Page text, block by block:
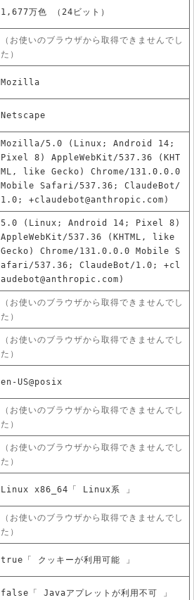
1,677万色 （24ビット）
（お使いのブラウザから取得できませんでし
た）
Mozilla
Netscape
Mozilla/5.0 (Linux; Android 14;
Pixel 8) AppleWebKit/537.36 (KHT
ML, like Gecko) Chrome/131.0.0.0
Mobile Safari/537.36; ClaudeBot/
1.0; +claudebot@anthropic.com)
5.0 (Linux; Android 14; Pixel 8)
AppleWebKit/537.36 (KHTML, like
Gecko) Chrome/131.0.0.0 Mobile S
afari/537.36; ClaudeBot/1.0; +cl
audebot@anthropic.com)
（お使いのブラウザから取得できませんでし
た）
（お使いのブラウザから取得できませんでし
た）
en-US@posix
（お使いのブラウザから取得できませんでし
た）
（お使いのブラウザから取得できませんでし
た）
Linux x86_64「 Linux系 」
（お使いのブラウザから取得できませんでし
た）
true「 クッキーが利用可能 」
false「 Javaアプレットが利用不可 」